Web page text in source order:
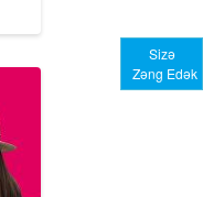
Sizə
Zəng Edək